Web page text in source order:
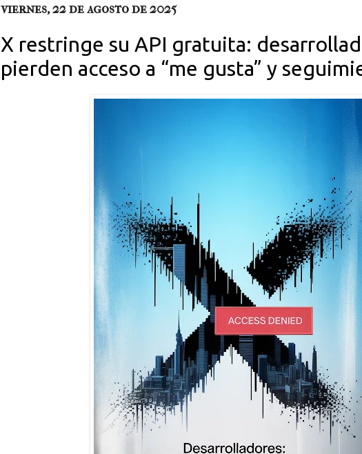
viernes, 22 de agosto de 2025
X restringe su API gratuita:
pierden acceso a “me gusta” y